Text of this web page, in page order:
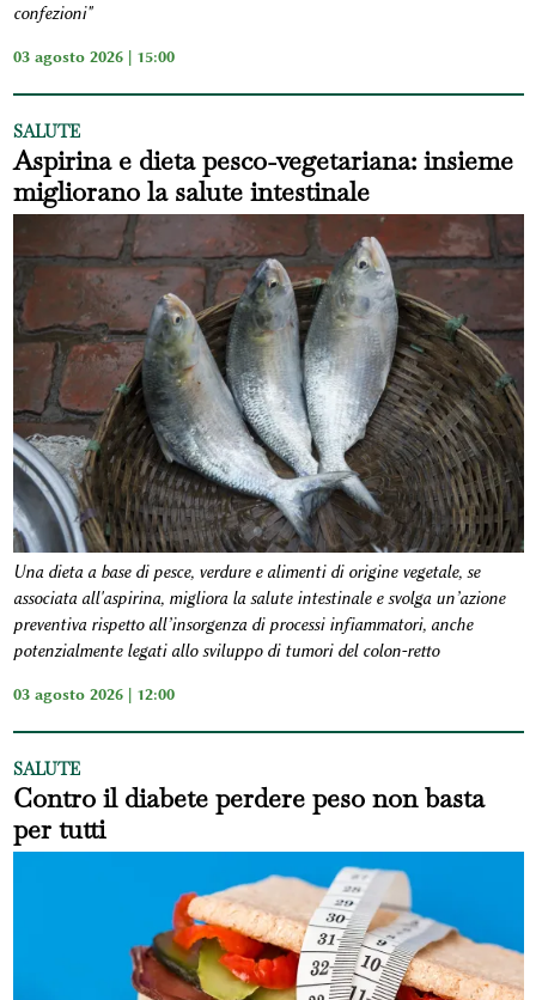
confezioni"
03 agosto 2026 | 15:00
SALUTE
Aspirina e dieta pesco-vegetariana: insieme
migliorano la salute intestinale
Una dieta a base di pesce, verdure e alimenti di origine vegetale, se
associata all'aspirina, migliora la salute intestinale e svolga un’azione
preventiva rispetto all’insorgenza di processi infiammatori, anche
potenzialmente legati allo sviluppo di tumori del colon-retto
03 agosto 2026 | 12:00
SALUTE
Contro il diabete perdere peso non basta
per tutti